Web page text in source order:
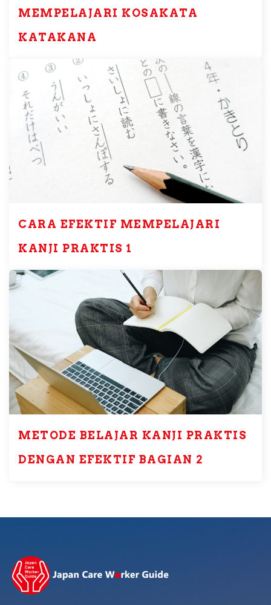
MEMPELAJARI KOSAKATA
KATAKANA
CARA EFEKTIF MEMPELAJARI
KANJI PRAKTIS 1
METODE BELAJAR KANJI PRAKTIS
DENGAN EFEKTIF BAGIAN 2